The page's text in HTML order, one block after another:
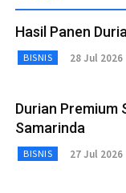
Hasil Panen
BISNIS 28 Jul 2026
Durian Premium
Samarinda
BISNIS 27 Jul 2026